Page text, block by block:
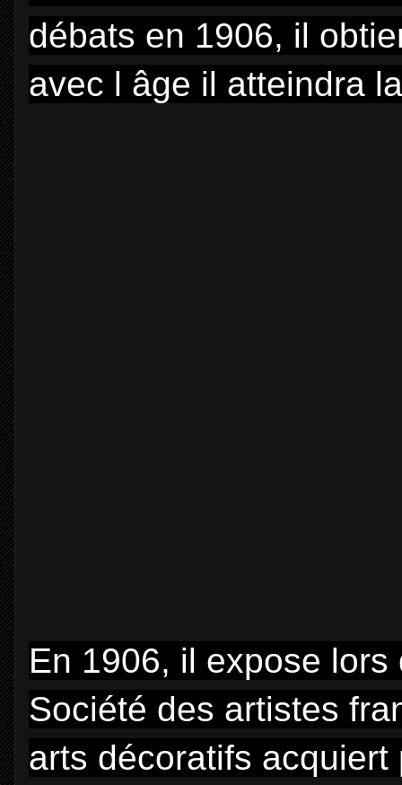
débats en 1906, il
avec l âge il atteindra
En 1906, il expose
Société des artistes
arts décoratifs